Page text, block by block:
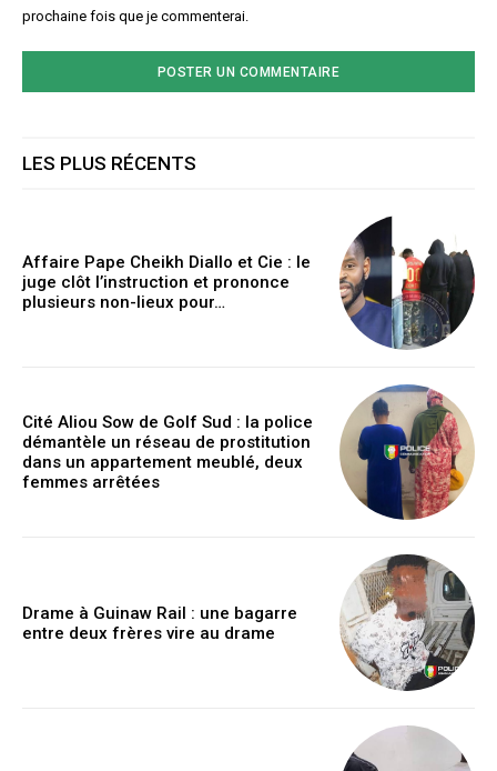
prochaine fois que je commenterai.
LES PLUS RÉCENTS
Affaire Pape Cheikh Diallo et Cie : le
juge clôt l’instruction et prononce
plusieurs non-lieux pour…
Cité Aliou Sow de Golf Sud : la police
démantèle un réseau de prostitution
dans un appartement meublé, deux
femmes arrêtées
Drame à Guinaw Rail : une bagarre
entre deux frères vire au drame